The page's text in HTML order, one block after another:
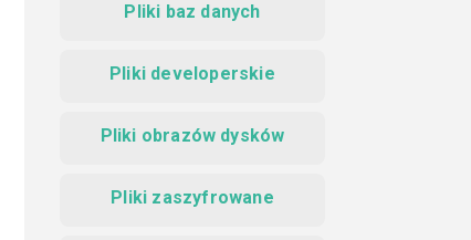
Pliki baz danych
Pliki developerskie
Pliki obrazów dysków
Pliki zaszyfrowane